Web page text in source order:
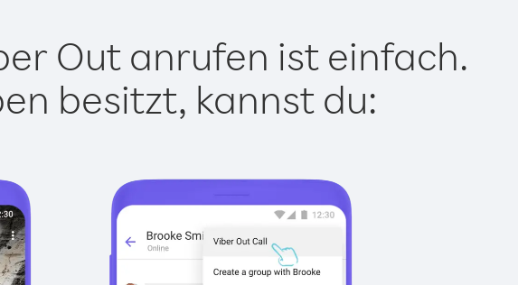
Out anrufen ist einfach.
besitzt, kannst du: